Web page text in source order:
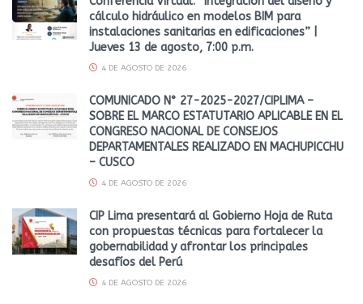
cálculo hidráulico en modelos BIM para
instalaciones sanitarias en edificaciones” |
Jueves 13 de agosto, 7:00 p.m.
4 DE AGOSTO DE 2026
COMUNICADO N° 27-2025-2027/CIPLIMA –
SOBRE EL MARCO ESTATUTARIO APLICABLE EN EL
CONGRESO NACIONAL DE CONSEJOS
DEPARTAMENTALES REALIZADO EN MACHUPICCHU
– CUSCO
4 DE AGOSTO DE 2026
CIP Lima presentará al Gobierno Hoja de Ruta
con propuestas técnicas para fortalecer la
gobernabilidad y afrontar los principales
desafíos del Perú
4 DE AGOSTO DE 2026